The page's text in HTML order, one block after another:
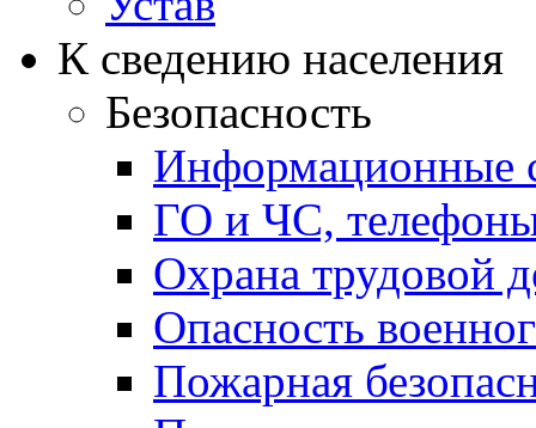
К сведению населения
Безопасность
Информационные
ГО и ЧС,
Охрана трудовой
Опасность
Пожарная